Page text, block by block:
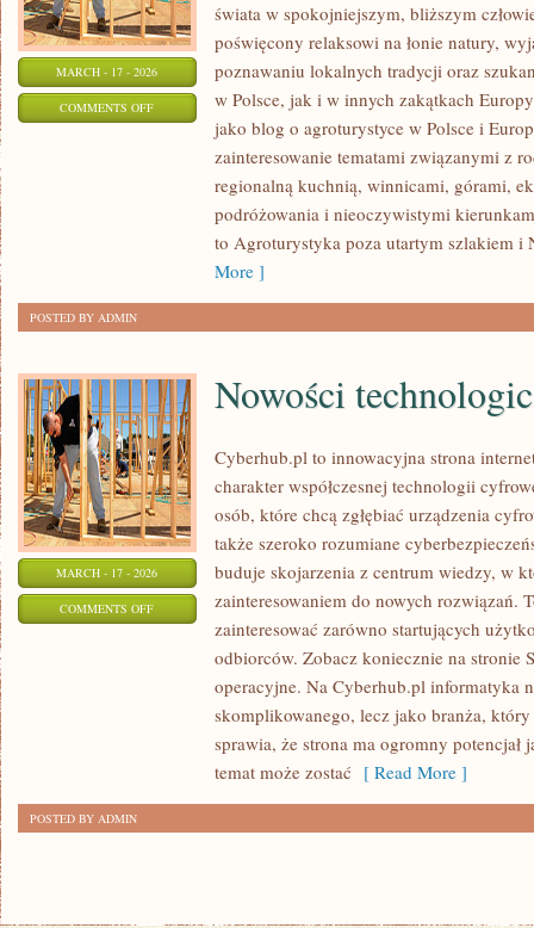
MARCH - 17 - 2026
COMMENTS OFFON
AGROTURYSTYKA
ZAKOCHANYCH
świata w spokojniejszym, bliższym
poświęcony relaksowi na łonie natury,
poznawaniu lokalnych tradycji oraz
w Polsce, jak i w innych zakątkach
jako blog o agroturystyce w Polsce i
zainteresowanie tematami związanymi z
regionalną kuchnią, winnicami, górami,
podróżowania i nieoczywistymi
to Agroturystyka poza utartym szlakiem i
More ]
POSTED BY ADMIN
MARCH - 17 - 2026
COMMENTS OFFON
TECHNOLOGICZNE
Nowości
Cyberhub.pl to innowacyjna strona
charakter współczesnej technologii
osób, które chcą zgłębiać urządzenia
także szeroko rozumiane
buduje skojarzenia z centrum wiedzy, w
zainteresowaniem do nowych rozwiązań.
zainteresować zarówno startujących
odbiorców. Zobacz koniecznie na stronie
operacyjne. Na Cyberhub.pl informatyka
skomplikowanego, lecz jako branża, który
sprawia, że strona ma ogromny
temat może zostać [ Read More ]
POSTED BY ADMIN